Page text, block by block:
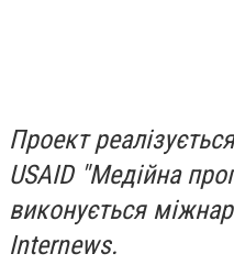
Проект
USAID "Медійна
виконується
Internews.